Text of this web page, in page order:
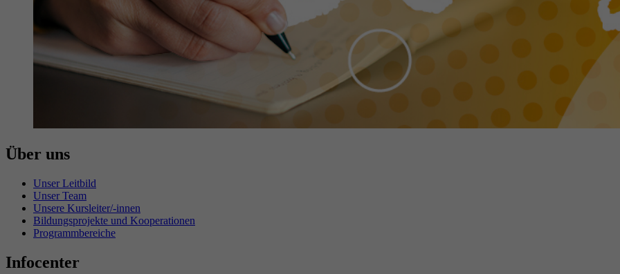
Über uns
Unser Leitbild
Unser Team
Unsere Kursleiter/-innen
Bildungsprojekte und Kooperationen
Programmbereiche
Infocenter